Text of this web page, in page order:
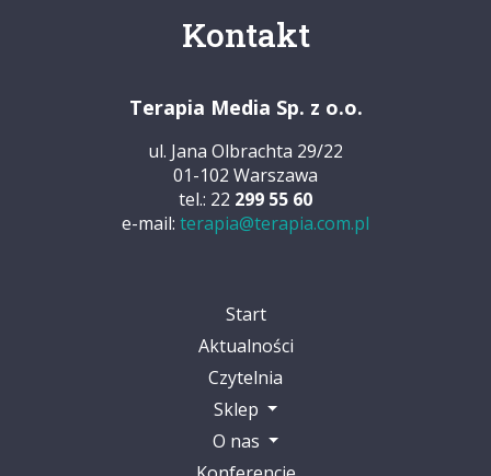
Kontakt
Terapia Media Sp. z o.o.
ul. Jana Olbrachta 29/22
01-102 Warszawa
tel.: 22 299 55 60
e-mail: terapia@terapia.com.pl
Start
Aktualności
Czytelnia
Sklep
O nas